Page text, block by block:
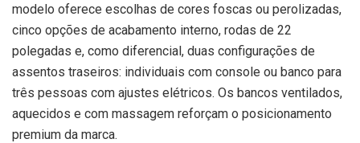
modelo oferece escolhas de cores foscas ou perolizadas,
cinco opções de acabamento interno, rodas de 22
polegadas e, como diferencial, duas configurações de
assentos traseiros: individuais com console ou banco para
três pessoas com ajustes elétricos. Os bancos ventilados,
aquecidos e com massagem reforçam o posicionamento
premium da marca.